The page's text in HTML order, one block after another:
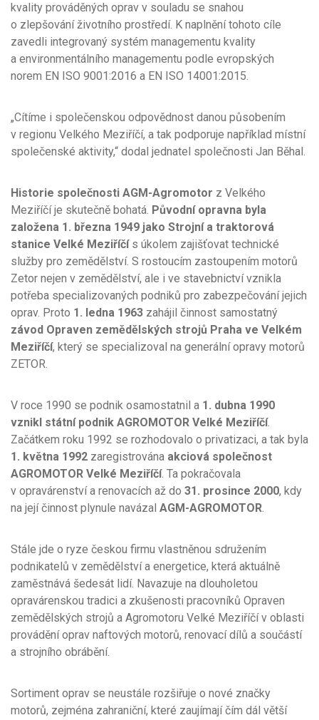
kvality prováděných oprav v souladu se snahou
o zlepšování životního prostředí. K naplnění tohoto cíle
zavedli integrovaný systém managementu kvality
a environmentálního managementu podle evropských
norem EN ISO 9001:2016 a EN ISO 14001:2015.
„Cítíme i společenskou odpovědnost danou působením
v regionu Velkého Meziříčí, a tak podporuje například místní
společenské aktivity,“ dodal jednatel společnosti Jan Běhal.
Historie společnosti AGM-Agromotor z Velkého
Meziříčí je skutečně bohatá. Původní opravna byla
založena 1. března 1949 jako Strojní a traktorová
stanice Velké Meziříčís úkolem zajišťovat technické
služby pro zemědělství. S rostoucím zastoupením motorů
Zetor nejen v zemědělství, ale i ve stavebnictví vznikla
potřeba specializovaných podniků pro zabezpečování jejich
oprav. Proto 1. ledna 1963 zahájil činnost samostatný
závod Opraven zemědělských strojů Praha ve Velkém
Meziříčí, který se specializoval na generální opravy motorů
ZETOR.
V roce 1990 se podnik osamostatnil a 1. dubna 1990
vznikl státní podnik AGROMOTOR Velké Meziříčí.
Začátkem roku 1992 se rozhodovalo o privatizaci, a tak byla
1. května 1992 zaregistrována akciová společnost
AGROMOTOR Velké Meziříčí. Ta pokračovala
v opravárenství a renovacích až do 31. prosince 2000, kdy
na její činnost plynule navázal AGM-AGROMOTOR.
Stále jde o ryze českou firmu vlastněnou sdružením
podnikatelů v zemědělství a energetice, která aktuálně
zaměstnává šedesát lidí. Navazuje na dlouholetou
opravárenskou tradici a zkušenosti pracovníků Opraven
zemědělských strojů a Agromotoru Velké Meziříčí v oblasti
provádění oprav naftových motorů, renovací dílů a součástí
a strojního obrábění.
Sortiment oprav se neustále rozšiřuje o nové značky
motorů, zejména zahraniční, které zaujímají čím dál větší